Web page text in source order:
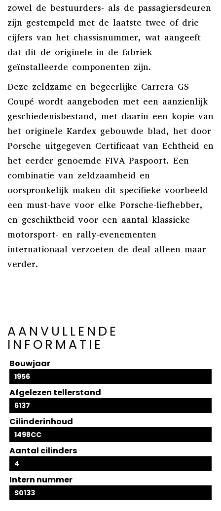
zowel de bestuurders- als de passagiersdeuren
zijn gestempeld met de laatste twee of drie
cijfers van het chassisnummer, wat aangeeft
dat dit de originele in de fabriek
geïnstalleerde componenten zijn.
Deze zeldzame en begeerlijke Carrera GS
Coupé wordt aangeboden met een aanzienlijk
geschiedenisbestand, met daarin een kopie van
het originele Kardex gebouwde blad, het door
Porsche uitgegeven Certificaat van Echtheid en
het eerder genoemde FIVA Paspoort. Een
combinatie van zeldzaamheid en
oorspronkelijk maken dit specifieke voorbeeld
een must-have voor elke Porsche-liefhebber,
en geschiktheid voor een aantal klassieke
motorsport- en rally-evenementen
internationaal verzoeten de deal alleen maar
verder.
AANVULLENDE
INFORMATIE
Bouwjaar
1956
Afgelezen tellerstand
6137
Cilinderinhoud
1498CC
Aantal cilinders
4
Intern nummer
S0133